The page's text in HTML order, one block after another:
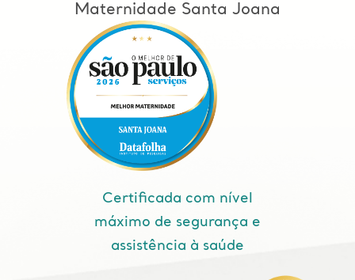
Maternidade Santa Joana
Certificada com nível
máximo de segurança e
assistência à saúde